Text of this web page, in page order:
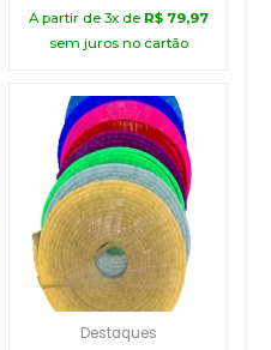
A partir de 3x de R$79,97
sem juros no cartão
Destaques